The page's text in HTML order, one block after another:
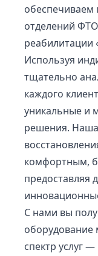
обеспечиваем
отделений
реабилитации
Используя
тщательно
каждого
уникальные и
решения. Наша
комфортным,
предоставляя
С нами вы
оборудование
спектр услуг —